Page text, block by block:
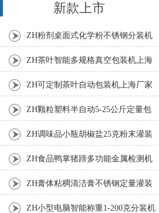
新款上市
ZH粉剂桌面式化学粉不锈钢分装机
ZH茶叶智能多规格真空包装机上海
厂家 ZH可定制茶叶自动包装机上海厂家
ZH颗粒塑料半自动5-25公斤定量包
装机 ZH调味品小瓶胡椒盐25克粉末灌装
ZH食品鸭掌猪蹄多功能金属检测机
ZH膏体粘稠清洁膏不锈钢定量灌装
机厂家 ZH小型电脑智能称重1-200克分装机